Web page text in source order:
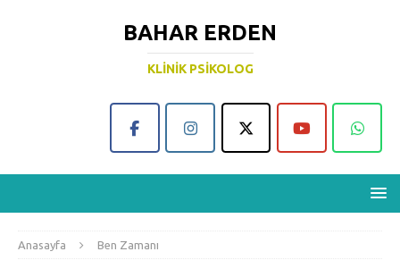
BAHAR ERDEN
KLINIK PSIKOLOG
Anasayfa Ben Zamanı